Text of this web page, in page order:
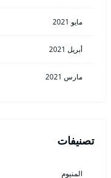
مايو 2021
أبريل 2021
مارس 2021
تصنيفات
المنيوم